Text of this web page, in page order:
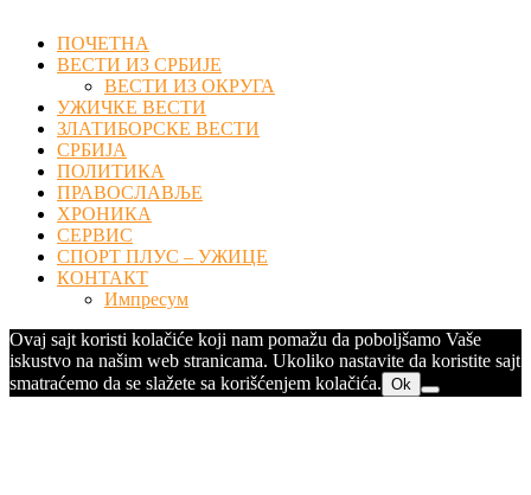
ПОЧЕТНА
ВЕСТИ ИЗ СРБИЈЕ
ВЕСТИ ИЗ ОКРУГА
УЖИЧКЕ ВЕСТИ
ЗЛАТИБОРСКЕ ВЕСТИ
СРБИЈА
ПОЛИТИКА
ПРАВОСЛАВЉЕ
ХРОНИКА
СЕРВИС
СПОРТ ПЛУС – УЖИЦЕ
КОНТАКТ
Импресум
Ovaj sajt koristi kolačiće koji nam pomažu da poboljšamo Vaše
iskustvo na našim web stranicama. Ukoliko nastavite da koristite sajt
smatraćemo da se slažete sa korišćenjem kolačića. Ok